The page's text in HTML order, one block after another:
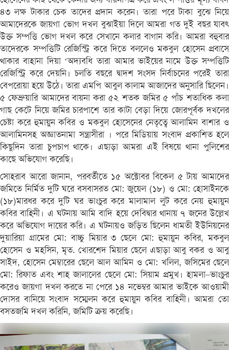
৪৩ লক্ষ টাকার চেক তাদের প্রদান করেন। তারা পরে টাকা বুঝে নিয়ে
আমাদেরকে জায়গা ভোগ দখল বুঝাইয়া দিলে আমরা গত দুই বছর যাবৎ
উক্ত সম্পত্তি ভোগ দখল করে সেখানে কলার বাগান করি। আমরা বহুবার
তাদেরকে সম্পত্তিটি রেজিস্ট্রি করে দিতে বললেও মকবুল হোসেন প্রবাসে
থাকার বাহানা দিয়া ‘অদ্যবধি তারা আমার ভাইয়ের নামে উক্ত সম্পত্তিটি
রেজিস্ট্রি করে দেয়নি। চলতি বছরে দ্বাদশ সংসদ নির্বাচনের পরেই তারা
বেপরোয়া হয়ে উঠে। তারা এমপি আবুল কালাম আজাদের অনুসারি ছিলেন।
৫ ফেব্রুয়ারি আমাদের বায়না করা ৫২ শতক জমির ৫ পাঁচ শতাধিক কলা
গাছ কেটে নিয়ে জমির চারপাশে তার কাটা বেড়া দিয়ে জোরপূর্বক দখলের
চেষ্টা করে হুমায়ুন কবির ও মকবুল হোসেনের নেতৃত্বে আলামিন বাশার ও
আলামিনসহ অজ্ঞাতনামা সন্ত্রাসীরা । পরে মিডিয়ায় সংবাদ প্রকাশিত হলে
কিছুদিন তারা চুপচাপ থাকে। এছাড়া আমরা এই বিষয়ে থানা পুলিশের
কাছে অভিযোগ করেছি।
সোহরাব আরো জানান, পরবর্তীতে ১৫ অক্টোবর বিকেল ৫ টায় আমাদের
জমিতে নির্মিত দুটি ঘরে বসবাসরত মো: জুয়েল (১৮) ও মো: হোসাইনকে
(১৮)মারধর করে দুটি ঘর ভাংচুর করে মালামাল লুট করে নেয় হুমায়ুন
কবির বাহিনী। এ ঘটনায় আমি বাদি হয়ে দেবিদ্বার থানায় ৭ জনের উল্লেখ
করে অভিযোগ দায়ের করি। এ ঘটনায়ও জড়িত ছিলেন ধামতী ইউনিয়নের
দুয়ারিয়া গ্রামের মো: বাচ্চু মিয়ার ৩ ছেলে মো: হুমায়ুন কবির, মকবুল
হোসেন ও মহসিন, মৃত. খোরশেদ মিয়ার ছেলে এছাড়া আবু বকর ও আবু
সাইদ, হোসেন মেম্বারের ছেলে আল আমিন ও মো: খলিল, জসিমের ছেলে
মো: রিফাত এবং শাহ জালালের ছেলে মো: সিয়াম প্রমুখ। হামলা–ভাংচুর
করেও জায়গা দখল করতে না পেরে ১৪ নভেম্বর আমার ভাইকে আওয়ামী
দোসর বানিয়ে সংবাদ সম্মেলন করে হুমায়ুন কবির বাহিনী। আমরা তো
বসতজমি দখল করিনি, জমিটি ক্রয় করেছি।